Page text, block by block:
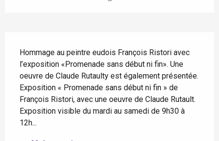
Hommage au peintre eudois François Ristori avec
l’exposition «Promenade sans début ni fin». Une
oeuvre de Claude Rutaulty est également présentée.
Exposition « Promenade sans début ni fin » de
François Ristori, avec une oeuvre de Claude Rutault.
Exposition visible du mardi au samedi de 9h30 à
12h...